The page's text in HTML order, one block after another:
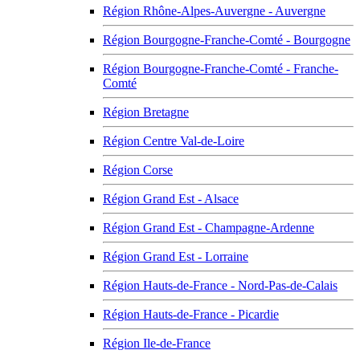
Région Rhône-Alpes-Auvergne - Auvergne
Région Bourgogne-Franche-Comté - Bourgogne
Région Bourgogne-Franche-Comté - Franche-
Comté
Région Bretagne
Région Centre Val-de-Loire
Région Corse
Région Grand Est - Alsace
Région Grand Est - Champagne-Ardenne
Région Grand Est - Lorraine
Région Hauts-de-France - Nord-Pas-de-Calais
Région Hauts-de-France - Picardie
Région Ile-de-France